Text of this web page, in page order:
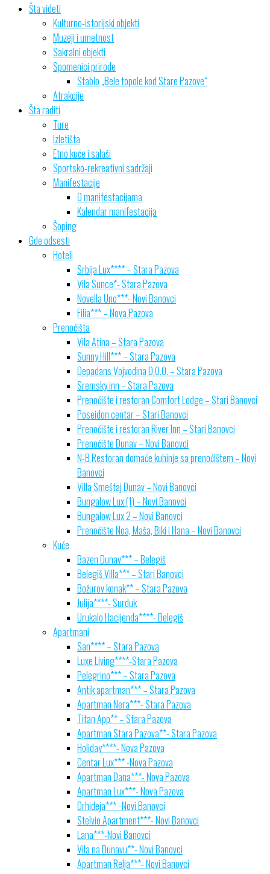
Šta videti
Kulturno-istorijski objekti
Muzeji i umetnost
Sakralni objekti
Spomenici prirode
Stablo „Bele topole kod Stare Pazove“
Atrakcije
Šta raditi
Ture
Izletišta
Etno kuće i salaši
Sportsko-rekreativni sadržaji
Manifestacije
O manifestacijama
Kalendar manifestacija
Šoping
Gde odsesti
Hoteli
Srbija Lux**** – Stara Pazova
Vila Sunce*- Stara Pazova
Novella Uno***- Novi Banovci
Filia*** – Nova Pazova
Prenoćišta
Vila Atina – Stara Pazova
Sunny Hill*** – Stara Pazova
Depadans Vojvodina D.O.O. – Stara Pazova
Sremsky inn – Stara Pazova
Prenoćište i restoran Comfort Lodge – Stari Banovci
Poseidon centar – Stari Banovci
Prenoćište i restoran River Inn – Stari Banovci
Prenoćište Dunav – Novi Banovci
N-B Restoran domaće kuhinje sa prenoćištem – Novi
Banovci
Villa Smeštaj Dunav – Novi Banovci
Bungalow Lux (1) – Novi Banovci
Bungalow Lux 2 – Novi Banovci
Prenoćište Noa, Maša, Biki i Hana – Novi Banovci
Kuće
Bazen Dunav*** – Belegiš
Belegiš Villa*** – Stari Banovci
Božurov konak** – Stara Pazova
Julija****- Surduk
Urukalo Hacijenda****- Belegiš
Apartmani
San**** – Stara Pazova
Luxe Living****-Stara Pazova
Pelegrino*** – Stara Pazova
Antik apartman*** – Stara Pazova
Apartman Nera***- Stara Pazova
Titan App** – Stara Pazova
Apartman Stara Pazova**- Stara Pazova
Holiday****- Nova Pazova
Centar Lux*** -Nova Pazova
Apartman Dana***- Nova Pazova
Apartman Lux***- Nova Pazova
Orhideja*** −Novi Banovci
Stelvio Apartment***- Novi Banovci
Lana***-Novi Banovci
Vila na Dunavu**- Novi Banovci
Apartman Relja***- Novi Banovci